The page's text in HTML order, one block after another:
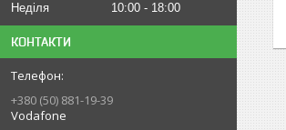
Неділя
10:00 18:00
КОНТАКТИ
+380 (50) 881-19-39
Vodafone